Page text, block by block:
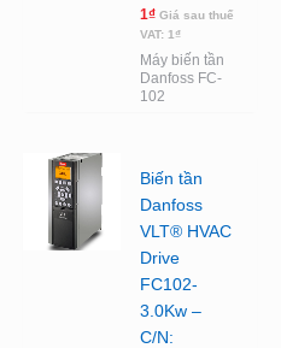
1₫ Giá sau thuế
VAT: 1₫
Máy biến tần
Danfoss FC-
102
Biến tần
Danfoss
VLT® HVAC
Drive
FC102-
3.0Kw –
C/N: